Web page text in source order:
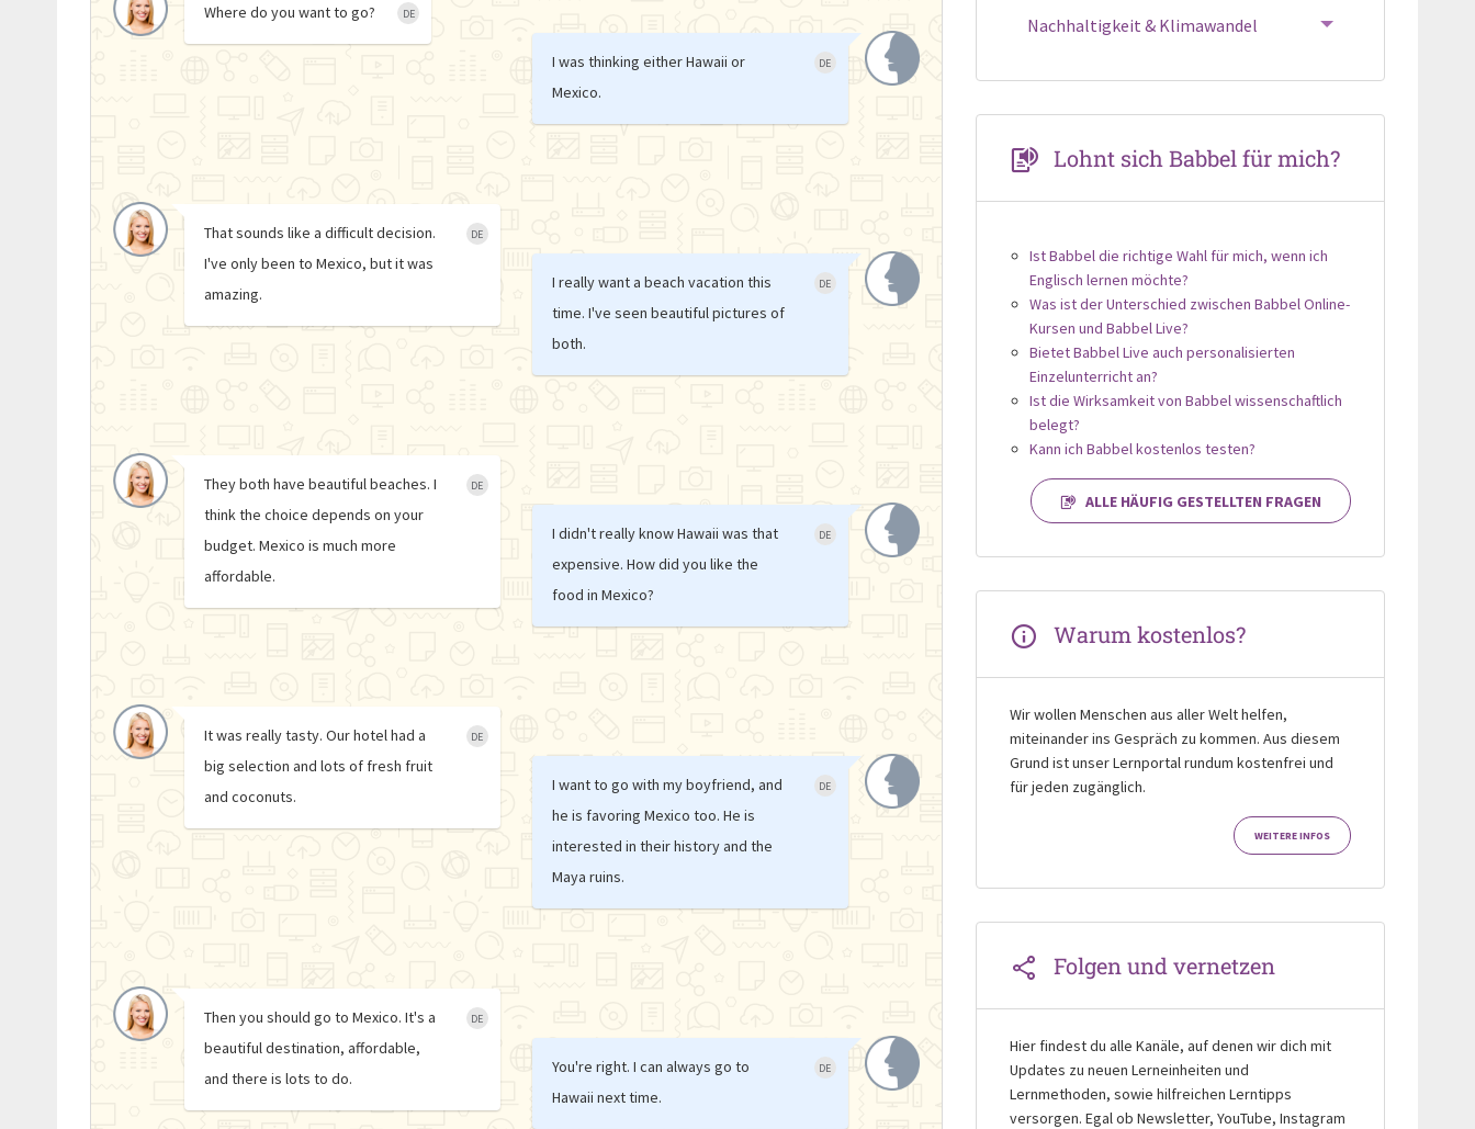
Where do you want to go? DE
I was thinking either Hawaii or
Mexico.
DE
That sounds like a difficult decision.
I've only been to Mexico, but it was
amazing.
DE
I really want a beach vacation this
time. I've seen beautiful pictures of
both.
DE
They both have beautiful beaches. I
think the choice depends on your
budget. Mexico is much more
affordable.
DE
I didn't really know Hawaii was that
expensive. How did you like the
food in Mexico?
DE
It was really tasty. Our hotel had a
big selection and lots of fresh fruit
and coconuts.
DE
I want to go with my boyfriend, and
he is favoring Mexico too. He is
interested in their history and the
Maya ruins.
DE
Then you should go to Mexico. It's a
beautiful destination, affordable,
and there is lots to do.
DE
You're right. I can always go to
Hawaii next time.
DE
Nachhaltigkeit & Klimawandel
Lohnt sich Babbel für mich?
Ist Babbel die richtige Wahl für mich, wenn ich
Englisch lernen möchte?
Was ist der Unterschied zwischen Babbel Online-
Kursen und Babbel Live?
Bietet Babbel Live auch personalisierten
Einzelunterricht an?
Ist die Wirksamkeit von Babbel wissenschaftlich
belegt?
Kann ich Babbel kostenlos testen?
ALLE HÄUFIG GESTELLTEN FRAGEN
Warum kostenlos?
Wir wollen Menschen aus aller Welt helfen,
miteinander ins Gespräch zu kommen. Aus diesem
Grund ist unser Lernportal rundum kostenfrei und
für jeden zugänglich.
WEITERE INFOS
Folgen und vernetzen
Hier findest du alle Kanäle, auf denen wir dich mit
Updates zu neuen Lerneinheiten und
Lernmethoden, sowie hilfreichen Lerntipps
versorgen. Egal ob Newsletter, YouTube, Instagram